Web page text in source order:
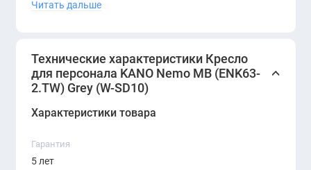
сиденья и механизм поворота на 360 градусов
Универсальное применение: Подходит как
для открытых офисных планировок, так и для
кабинетов руководителей, подчеркивая стиль и
функциональность рабочего пространства.
Читать дальше
Технические характеристики Кресло
для персонала KANO Nemo MB (ENK63-
2.TW) Grey (W-SD10)
Характеристики товара
Гарантия
5 лет